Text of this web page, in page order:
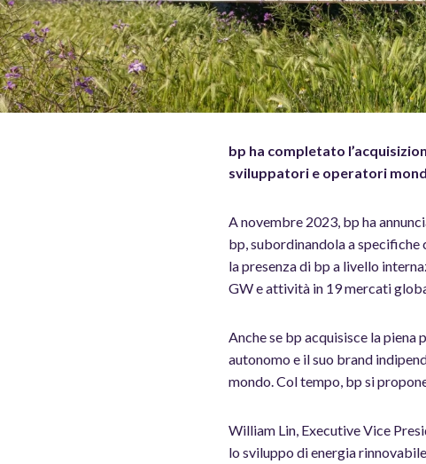
bp ha completato
sviluppatori e operatori
A novembre 2023, bp ha
bp, subordinandola a
la presenza di bp a livello
GW e attività in 19 mercati
Anche se bp acquisisce la
autonomo e il suo brand
mondo. Col tempo, bp si
William Lin, Executive Vice
lo sviluppo di energia